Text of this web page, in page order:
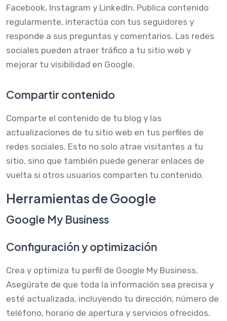
Facebook, Instagram y LinkedIn. Publica contenido
regularmente, interactúa con tus seguidores y
responde a sus preguntas y comentarios. Las redes
sociales pueden atraer tráfico a tu sitio web y
mejorar tu visibilidad en Google.
Compartir contenido
Comparte el contenido de tu blog y las
actualizaciones de tu sitio web en tus perfiles de
redes sociales. Esto no solo atrae visitantes a tu
sitio, sino que también puede generar enlaces de
vuelta si otros usuarios comparten tu contenido.
Herramientas de Google
Google My Business
Configuración y optimización
Crea y optimiza tu perfil de Google My Business.
Asegúrate de que toda la información sea precisa y
esté actualizada, incluyendo tu dirección, número de
teléfono, horario de apertura y servicios ofrecidos.